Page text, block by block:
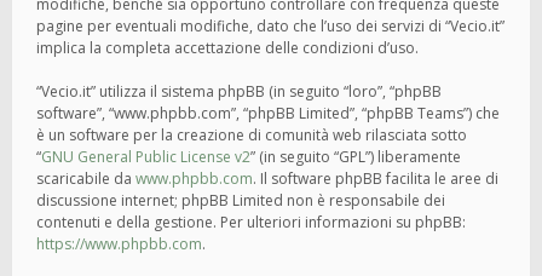
modifiche, benché sia opportuno controllare con frequenza queste
pagine per eventuali modifiche, dato che l’uso dei servizi di “Vecio.it”
implica la completa accettazione delle condizioni d’uso.
“Vecio.it” utilizza il sistema phpBB (in seguito “loro”, “phpBB
software”, “www.phpbb.com”, “phpBB Limited”, “phpBB Teams”) che
è un software per la creazione di comunità web rilasciata sotto
“GNU General Public License v2” (in seguito “GPL”) liberamente
scaricabile da www.phpbb.com. Il software phpBB facilita le aree di
discussione internet; phpBB Limited non è responsabile dei
contenuti e della gestione. Per ulteriori informazioni su phpBB:
https://www.phpbb.com.